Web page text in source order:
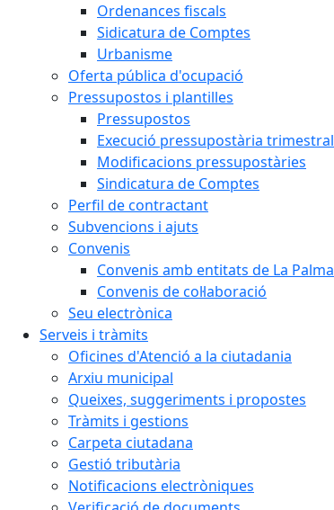
Ordenances fiscals
Sidicatura de Comptes
Urbanisme
Oferta pública d'ocupació
Pressupostos i plantilles
Pressupostos
Execució pressupostària trimestral
Modificacions pressupostàries
Sindicatura de Comptes
Perfil de contractant
Subvencions i ajuts
Convenis
Convenis amb entitats de La Palma
Convenis de col·laboració
Seu electrònica
Serveis i tràmits
Oficines d'Atenció a la ciutadania
Arxiu municipal
Queixes, suggeriments i propostes
Tràmits i gestions
Carpeta ciutadana
Gestió tributària
Notificacions electròniques